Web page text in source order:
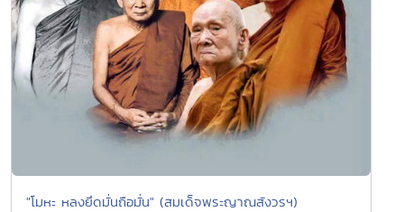
"โมหะ หลงยึดมั่นถือมั่น" (สมเด็จพระญาณสังวรฯ)